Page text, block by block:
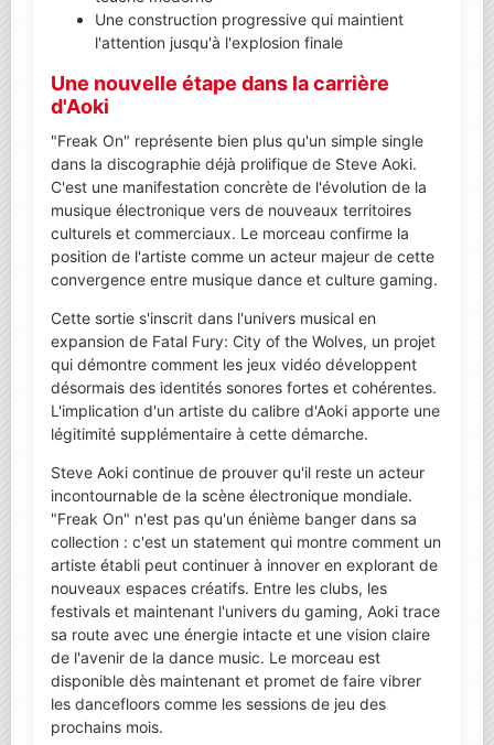
Une construction progressive qui maintient
l'attention jusqu'à l'explosion finale
Une nouvelle étape dans la carrière
d'Aoki
"Freak On" représente bien plus qu'un simple single
dans la discographie déjà prolifique de Steve Aoki.
C'est une manifestation concrète de l'évolution de la
musique électronique vers de nouveaux territoires
culturels et commerciaux. Le morceau confirme la
position de l'artiste comme un acteur majeur de cette
convergence entre musique dance et culture gaming.
Cette sortie s'inscrit dans l'univers musical en
expansion de Fatal Fury: City of the Wolves, un projet
qui démontre comment les jeux vidéo développent
désormais des identités sonores fortes et cohérentes.
L'implication d'un artiste du calibre d'Aoki apporte une
légitimité supplémentaire à cette démarche.
Steve Aoki continue de prouver qu'il reste un acteur
incontournable de la scène électronique mondiale.
"Freak On" n'est pas qu'un énième banger dans sa
collection : c'est un statement qui montre comment un
artiste établi peut continuer à innover en explorant de
nouveaux espaces créatifs. Entre les clubs, les
festivals et maintenant l'univers du gaming, Aoki trace
sa route avec une énergie intacte et une vision claire
de l'avenir de la dance music. Le morceau est
disponible dès maintenant et promet de faire vibrer
les dancefloors comme les sessions de jeu des
prochains mois.